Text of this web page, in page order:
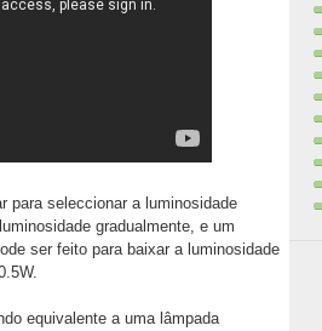
para seleccionar a luminosidade
gradualmente, e um
ser feito para baixar a luminosidade
equivalente a uma lâmpada